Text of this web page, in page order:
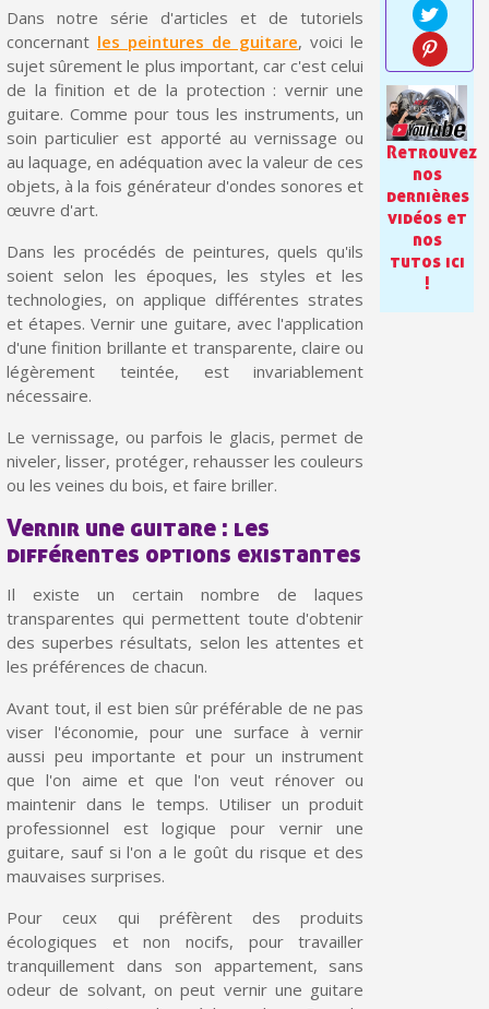
10€ de bon d'achat pour chaque parrainage
Inscription à la newsletter : 5€ de réduction
Livraison sous 24 h en France Métropolitaine
Livraison offerte en France métropolitaine pour 250€ d'achats
Paiement en 4x sans frais dès 30€ d'achats
Partagez vos créations et obtenez des bons d'achat
Gagnez des points de fidélité à chaque commande
Livraison sous 24 h en France Métropolitaine
Retour produits sous 14 jours
10€ de bon d'achat pour chaque parrainage
Inscription à la newsletter : 5€ de réduction
Inscription à la newsletter : 5€ de réduction
Livraison sous 24 h en France Métropolitaine
Dans notre série d'articles et de tutoriels
concernant les peintures de guitare, voici le
sujet sûrement le plus important, car c'est celui
de la finition et de la protection : vernir une
guitare. Comme pour tous les instruments, un
soin particulier est apporté au vernissage ou
au laquage, en adéquation avec la valeur de ces
objets, à la fois générateur d'ondes sonores et
œuvre d'art.
Dans les procédés de peintures, quels qu'ils
soient selon les époques, les styles et les
technologies, on applique différentes strates
et étapes. Vernir une guitare, avec l'application
d'une finition brillante et transparente, claire ou
légèrement teintée, est invariablement
nécessaire.
Le vernissage, ou parfois le glacis, permet de
niveler, lisser, protéger, rehausser les couleurs
ou les veines du bois, et faire briller.
Vernir une guitare : les
différentes options existantes
Il existe un certain nombre de laques
transparentes qui permettent toute d'obtenir
des superbes résultats, selon les attentes et
les préférences de chacun.
Avant tout, il est bien sûr préférable de ne pas
viser l'économie, pour une surface à vernir
aussi peu importante et pour un instrument
que l'on aime et que l'on veut rénover ou
maintenir dans le temps. Utiliser un produit
professionnel est logique pour vernir une
guitare, sauf si l'on a le goût du risque et des
mauvaises surprises.
Pour ceux qui préfèrent des produits
écologiques et non nocifs, pour travailler
tranquillement dans son appartement, sans
odeur de solvant, on peut vernir une guitare
Retrouvez
nos
dernières
vidéos et
nos
tutos ici
!